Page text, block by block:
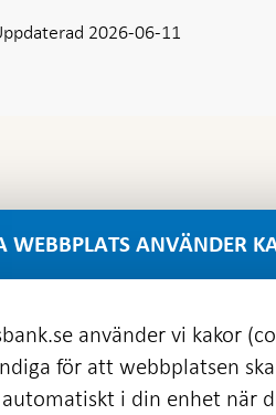
2026-06-11
WEBBPLATS ANVÄNDER
använder vi kakor
för att webbplatsen
i din enhet när